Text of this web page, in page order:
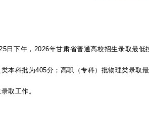
日 下午， 2026年甘肃省普通高校招生录取最
本科批为405分；高职（专科）批物理类录取
取工作。